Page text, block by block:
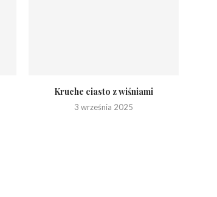
Kruche ciasto z wiśniami
3 września 2025